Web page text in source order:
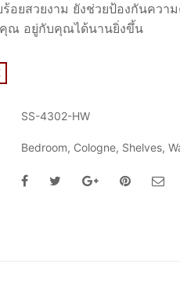
ร้อยสวยงาม ยังช่วยป้องกันคว
คุณ อยู่กับคุณได้นานยิ่งขึ้น
SS-4302-HW
Bedroom, Cologne, Shelves,